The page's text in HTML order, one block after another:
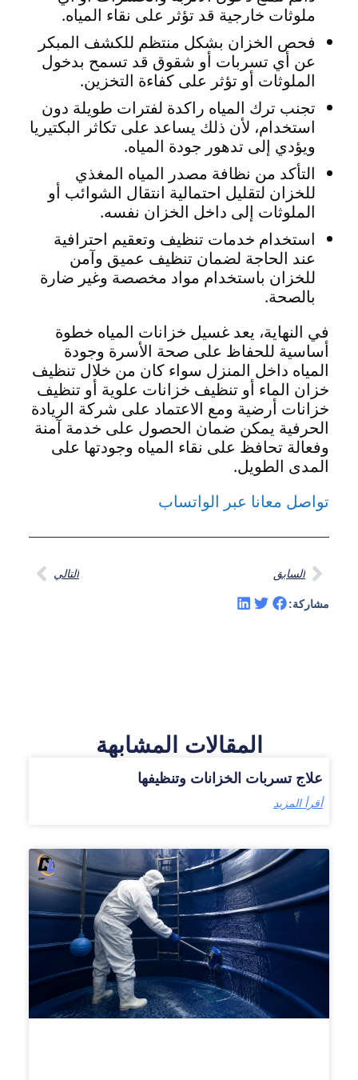
ملوثات خارجية قد تؤثر على نقاء المياه.
فحص الخزان بشكل منتظم للكشف المبكر
عن أي تسربات أو شقوق قد تسمح بدخول
الملوثات أو تؤثر على كفاءة التخزين.
تجنب ترك المياه راكدة لفترات طويلة دون
استخدام، لأن ذلك يساعد على تكاثر البكتيريا
ويؤدي إلى تدهور جودة المياه.
التأكد من نظافة مصدر المياه المغذي
للخزان لتقليل احتمالية انتقال الشوائب أو
الملوثات إلى داخل الخزان نفسه.
استخدام خدمات تنظيف وتعقيم احترافية
عند الحاجة لضمان تنظيف عميق وآمن
للخزان باستخدام مواد مخصصة وغير ضارة
بالصحة.
في النهاية، يعد غسيل خزانات المياه خطوة
أساسية للحفاظ على صحة الأسرة وجودة
المياه داخل المنزل سواء كان من خلال تنظيف
خزان الماء أو تنظيف خزانات علوية أو تنظيف
خزانات أرضية ومع الاعتماد على شركة الريادة
الحرفية يمكن ضمان الحصول على خدمة آمنة
وفعالة تحافظ على نقاء المياه وجودتها على
المدى الطويل.
تواصل معانا عبر الواتساب
السابق التالي
مشاركة:
المقالات المشابهة
علاج تسربات الخزانات وتنظيفها
أقرأ المزيد